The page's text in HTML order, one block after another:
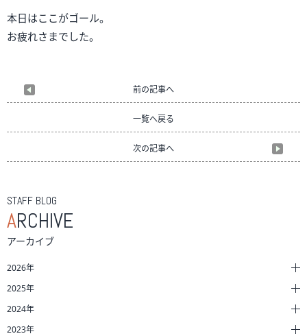
本日はここがゴール。
お疲れさまでした。
前の記事へ
一覧へ戻る
次の記事へ
STAFF BLOG
ARCHIVE
アーカイブ
2026年
2025年
2024年
2023年